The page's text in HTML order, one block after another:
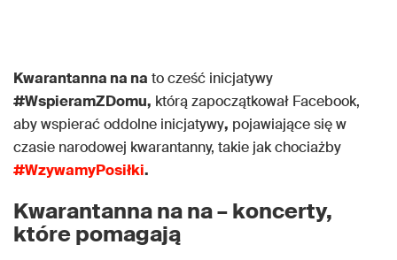
Kwarantanna na na to cześć inicjatywy
#WspieramZDomu, którą zapoczątkował Facebook,
aby wspierać oddolne inicjatywy, pojawiające się w
czasie narodowej kwarantanny, takie jak chociażby
#WzywamyPosiłki.
Kwarantanna na na – koncerty,
które pomagają